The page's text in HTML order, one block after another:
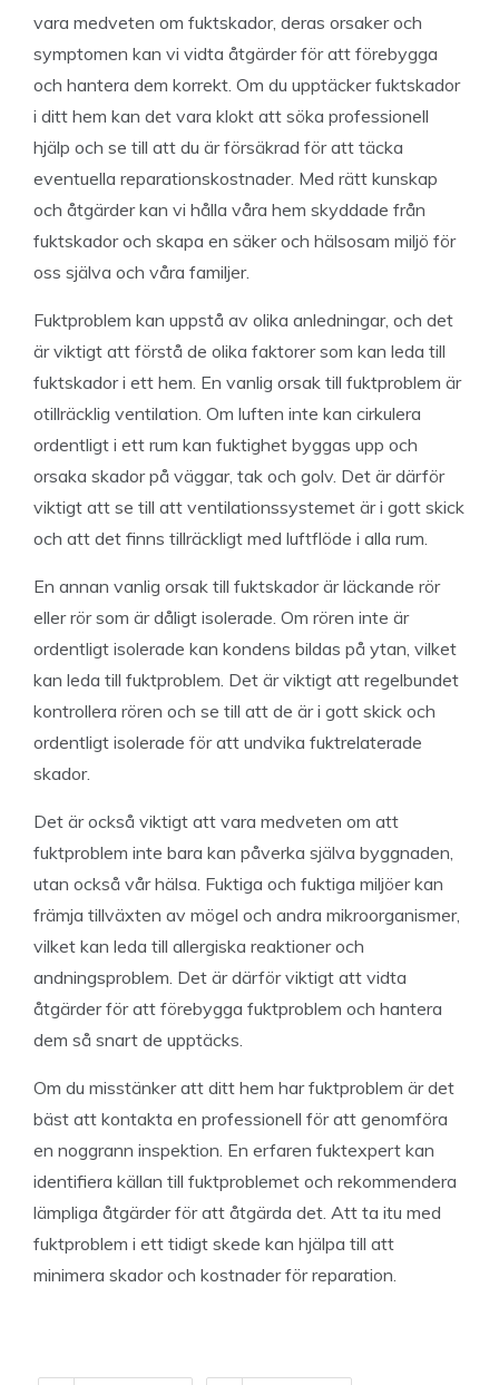
vara medveten om fuktskador, deras orsaker och
symptomen kan vi vidta åtgärder för att förebygga
och hantera dem korrekt. Om du upptäcker fuktskador
i ditt hem kan det vara klokt att söka professionell
hjälp och se till att du är försäkrad för att täcka
eventuella reparationskostnader. Med rätt kunskap
och åtgärder kan vi hålla våra hem skyddade från
fuktskador och skapa en säker och hälsosam miljö för
oss själva och våra familjer.
Fuktproblem kan uppstå av olika anledningar, och det
är viktigt att förstå de olika faktorer som kan leda till
fuktskador i ett hem. En vanlig orsak till fuktproblem är
otillräcklig ventilation. Om luften inte kan cirkulera
ordentligt i ett rum kan fuktighet byggas upp och
orsaka skador på väggar, tak och golv. Det är därför
viktigt att se till att ventilationssystemet är i gott skick
och att det finns tillräckligt med luftflöde i alla rum.
En annan vanlig orsak till fuktskador är läckande rör
eller rör som är dåligt isolerade. Om rören inte är
ordentligt isolerade kan kondens bildas på ytan, vilket
kan leda till fuktproblem. Det är viktigt att regelbundet
kontrollera rören och se till att de är i gott skick och
ordentligt isolerade för att undvika fuktrelaterade
skador.
Det är också viktigt att vara medveten om att
fuktproblem inte bara kan påverka själva byggnaden,
utan också vår hälsa. Fuktiga och fuktiga miljöer kan
främja tillväxten av mögel och andra mikroorganismer,
vilket kan leda till allergiska reaktioner och
andningsproblem. Det är därför viktigt att vidta
åtgärder för att förebygga fuktproblem och hantera
dem så snart de upptäcks.
Om du misstänker att ditt hem har fuktproblem är det
bäst att kontakta en professionell för att genomföra
en noggrann inspektion. En erfaren fuktexpert kan
identifiera källan till fuktproblemet och rekommendera
lämpliga åtgärder för att åtgärda det. Att ta itu med
fuktproblem i ett tidigt skede kan hjälpa till att
minimera skador och kostnader för reparation.